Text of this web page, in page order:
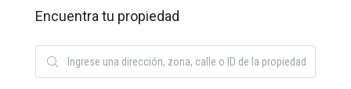
Encuentra tu propiedad